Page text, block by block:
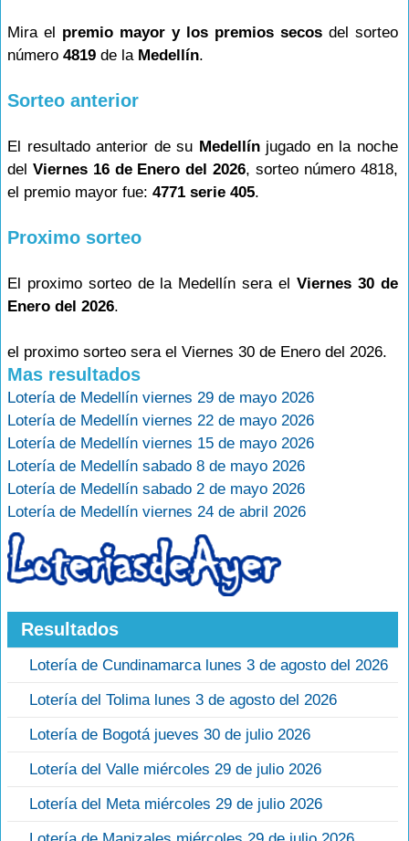
Mira el premio mayor y los premios secosdel sorteo
número 4819 de la Medellín.
Sorteo anterior
El resultado anterior de su Medellínjugado en la noche
del Viernes 16 de Enero del 2026, sorteo número 4818,
el premio mayor fue: 4771 serie 405.
Proximo sorteo
El proximo sorteo de la Medellín sera el Viernes 30 de
Enero del 2026.
el proximo sorteo sera el Viernes 30 de Enero del 2026.
Mas resultados
Lotería de Medellín viernes 29 de mayo 2026
Lotería de Medellín viernes 22 de mayo 2026
Lotería de Medellín viernes 15 de mayo 2026
Lotería de Medellín sabado 8 de mayo 2026
Lotería de Medellín sabado 2 de mayo 2026
Lotería de Medellín viernes 24 de abril 2026
Resultados
Lotería de Cundinamarca lunes 3 de agosto del 2026
Lotería del Tolima lunes 3 de agosto del 2026
Lotería de Bogotá jueves 30 de julio 2026
Lotería del Valle miércoles 29 de julio 2026
Lotería del Meta miércoles 29 de julio 2026